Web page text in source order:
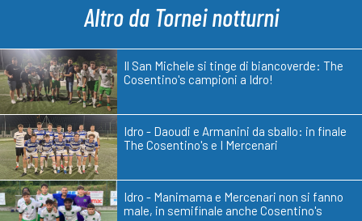
Altro da Tornei notturni
Il San Michele si tinge di biancoverde: The
Cosentino's campioni a Idro!
Idro - Daoudi e Armanini da sballo: in finale
The Cosentino's e I Mercenari
Idro - Manimama e Mercenari non si fanno
male, in semifinale anche Cosentino's